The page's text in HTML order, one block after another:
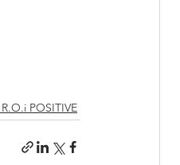
R.O.i POSITIVE פודקאסט